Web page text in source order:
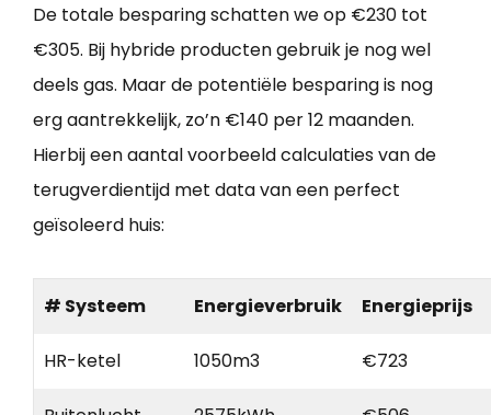
De totale besparing schatten we op €230 tot
€305. Bij hybride producten gebruik je nog wel
deels gas. Maar de potentiële besparing is nog
erg aantrekkelijk, zo’n €140 per 12 maanden.
Hierbij een aantal voorbeeld calculaties van de
terugverdientijd met data van een perfect
geïsoleerd huis:
# Systeem Energieverbruik Energieprijs
HR-ketel 1050m3 €723